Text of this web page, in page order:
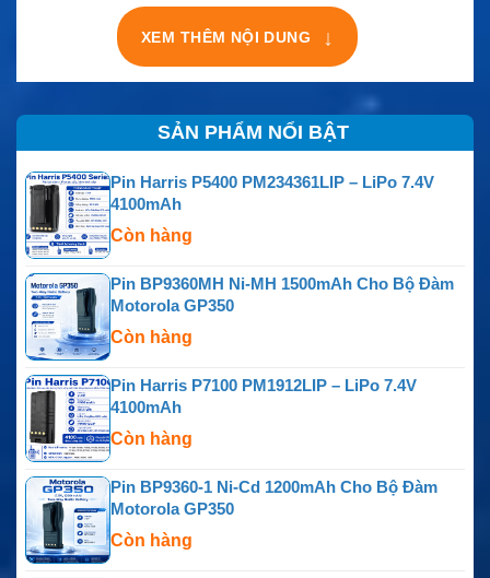
XEM THÊM NỘI DUNG ↓
SẢN PHẨM NỔI BẬT
Pin Harris P5400 PM234361LIP – LiPo 7.4V
4100mAh
Còn hàng
Pin BP9360MH Ni-MH 1500mAh Cho Bộ Đàm
Motorola GP350
Còn hàng
Pin Harris P7100 PM1912LIP – LiPo 7.4V
4100mAh
Còn hàng
Pin BP9360-1 Ni-Cd 1200mAh Cho Bộ Đàm
Motorola GP350
Còn hàng